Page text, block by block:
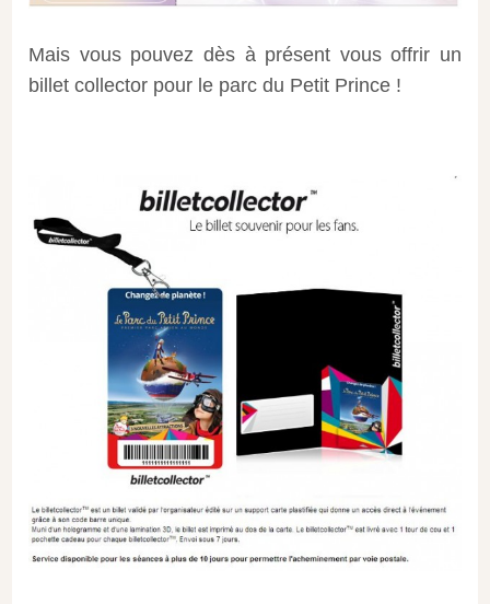
Mais vous pouvez dès à présent vous offrir un
billet collector pour le parc du Petit Prince !